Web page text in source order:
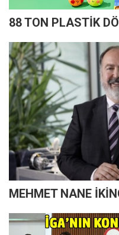
88 TON PLASTİK
MEHMET NANE